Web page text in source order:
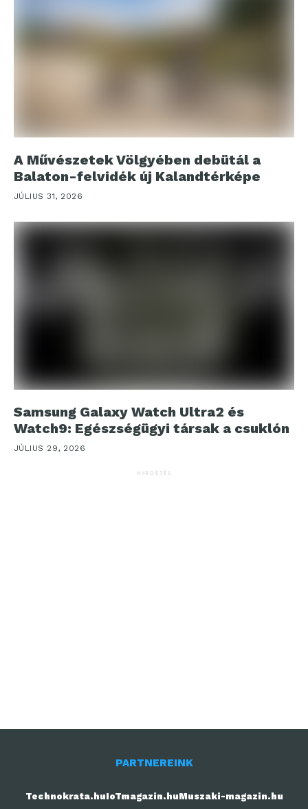
A Művészetek Völgyében debütál a
Balaton-felvidék új Kalandtérképe
JÚLIUS 31, 2026
Samsung Galaxy Watch Ultra2 és
Watch9: Egészségügyi társak a csuklón
JÚLIUS 29, 2026
HIRDETÉS
PARTNEREINK
Technokrata.huIoTmagazin.huMuszaki-magazin.hu